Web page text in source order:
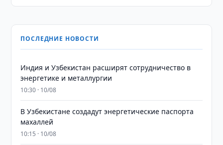
ПОСЛЕДНИЕ НОВОСТИ
Индия и Узбекистан расширят сотрудничество в
энергетике и металлургии
10:30 · 10/08
В Узбекистане создадут энергетические паспорта
махаллей
10:15 · 10/08